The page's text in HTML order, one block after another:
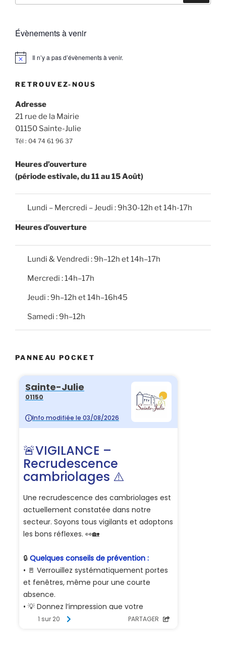
Évènements à venir
N
i
e
Il n’y a pas d’évènements à venir.
RETROUVEZ-NOUS
Adresse
21 rue de la Mairie
01150 Sainte-Julie
Tél : 04 74 61 96 37
Heures d’ouverture
(période estivale, du 11 au 15 Août)
Lundi – Mercredi – Jeudi : 9h30-12h et 14h-17h
Heures d’ouverture
Lundi & Vendredi : 9h–12h et 14h–17h
Mercredi : 14h–17h
Jeudi : 9h–12h et 14h–16h45
Samedi : 9h–12h
PANNEAU POCKET